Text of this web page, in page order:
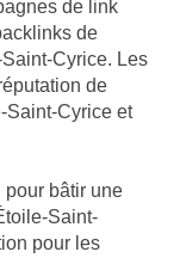
de link
de
Cyrice. Les
de
Saint-Cyrice et
pour bâtir une
Saint-
pour les